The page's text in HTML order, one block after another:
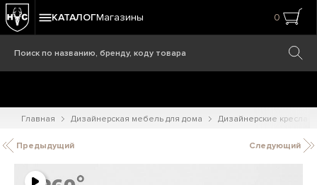
КАТАЛОГМагазины 0
Главная Дизайнерская мебель для дома Дизайнерские кресла
Предыдущий Следующий